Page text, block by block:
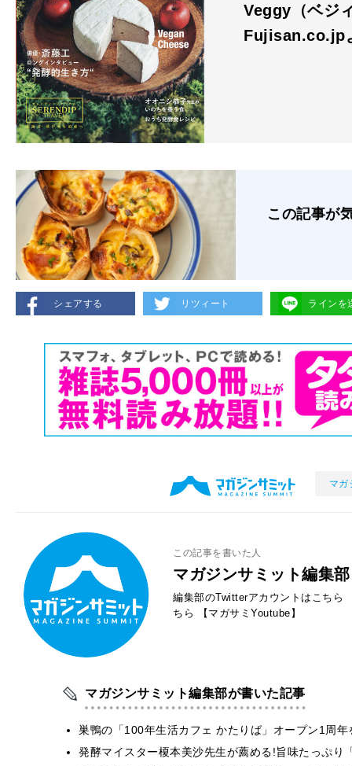
Veggy（ベジ
Fujisan.co.jp
この記事が
シェアする リツィート ラインを
マガ
この記事を書いた人
マガジンサミット編集部
編集部のTwitterアカウントはこちら
ちら
【マガサミYoutube】
マガジンサミット編集部が書いた記事
巣鴨の「100年生活カフェ かたりば」オープン1周
発酵マイスター榎本美沙先生が薦める!旨味たっぷり